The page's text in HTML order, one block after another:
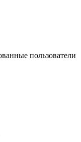
пользователи